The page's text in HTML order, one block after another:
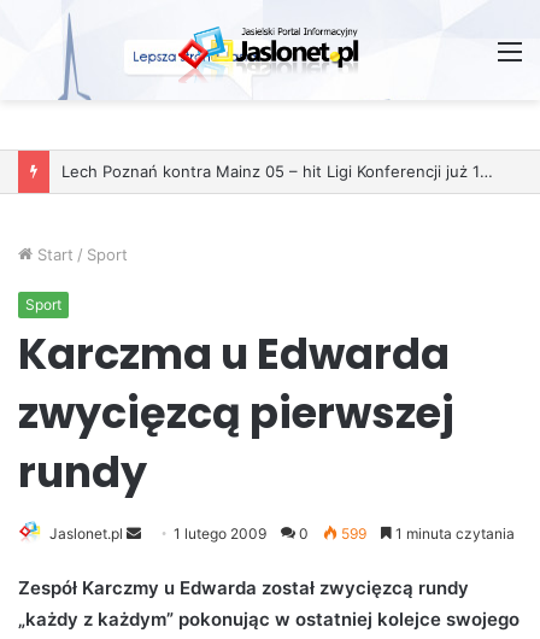
Start / Sport
Sport
Karczma u Edwarda
zwycięzcą pierwszej
rundy
Jaslonet.pl
n
d
1 lutego 2009 0 599 1 minuta czytania
Zespół Karczmy u Edwarda został zwycięzcą rundy
„każdy z każdym” pokonując w ostatniej kolejce swojego